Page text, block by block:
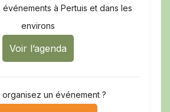
à Pertuis et dans les
environs
Voir l’agenda
organisez un événement ?